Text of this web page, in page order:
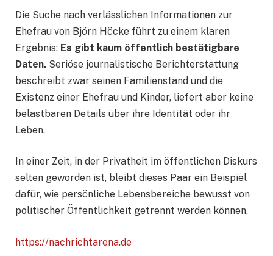
Die Suche nach verlässlichen Informationen zur
Ehefrau von Björn Höcke führt zu einem klaren
Ergebnis: Es gibt kaum öffentlich bestätigbare
Daten. Seriöse journalistische Berichterstattung
beschreibt zwar seinen Familienstand und die
Existenz einer Ehefrau und Kinder, liefert aber keine
belastbaren Details über ihre Identität oder ihr
Leben.
In einer Zeit, in der Privatheit im öffentlichen Diskurs
selten geworden ist, bleibt dieses Paar ein Beispiel
dafür, wie persönliche Lebensbereiche bewusst von
politischer Öffentlichkeit getrennt werden können.
https://nachrichtarena.de